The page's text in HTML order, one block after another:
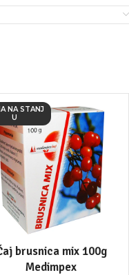
NA STANJ
U
brusnica mix 100g
Medimpex